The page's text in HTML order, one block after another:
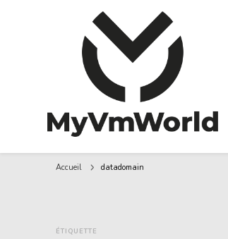
MyVMworld
Accueil datadomain
ÉTIQUETTE